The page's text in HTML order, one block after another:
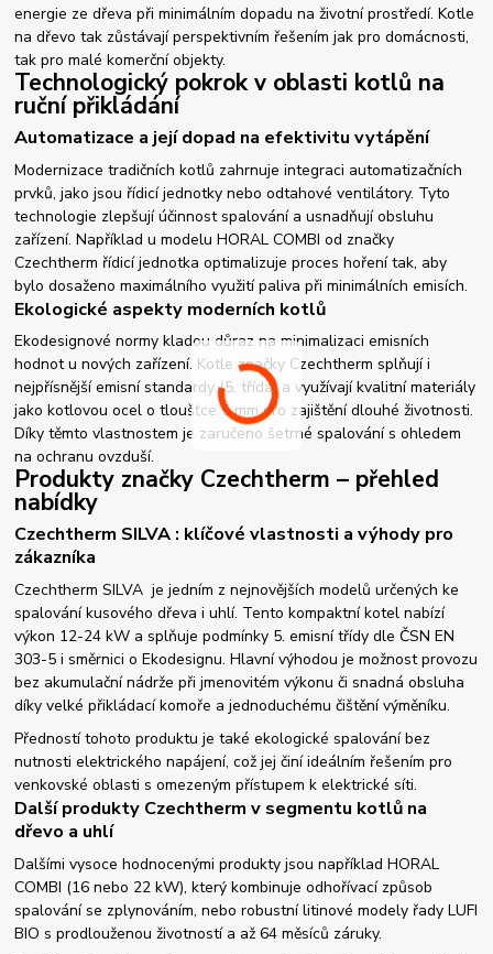
energie ze dřeva při minimálním dopadu na životní prostředí. Kotle
na dřevo tak zůstávají perspektivním řešením jak pro domácnosti,
tak pro malé komerční objekty.
Technologický pokrok v oblasti kotlů na
ruční přikládání
Automatizace a její dopad na efektivitu vytápění
Modernizace tradičních kotlů zahrnuje integraci automatizačních
prvků, jako jsou řídicí jednotky nebo odtahové ventilátory. Tyto
technologie zlepšují účinnost spalování a usnadňují obsluhu
zařízení. Například u modelu HORAL COMBI od značky
Czechtherm řídicí jednotka optimalizuje proces hoření tak, aby
bylo dosaženo maximálního využití paliva při minimálních emisích.
Ekologické aspekty moderních kotlů
Ekodesignové normy kladou důraz na minimalizaci emisních
hodnot u nových zařízení. Kotle značky Czechtherm splňují i
nejpřísnější emisní standardy (5. třída) a využívají kvalitní materiály
jako kotlovou ocel o tloušťce 5 mm pro zajištění dlouhé životnosti.
Díky těmto vlastnostem je zaručeno šetrné spalování s ohledem
na ochranu ovzduší.
Produkty značky Czechtherm – přehled
nabídky
Czechtherm SILVA : klíčové vlastnosti a výhody pro
zákazníka
Czechtherm SILVA je jedním z nejnovějších modelů určených ke
spalování kusového dřeva i uhlí. Tento kompaktní kotel nabízí
výkon 12-24 kW a splňuje podmínky 5. emisní třídy dle ČSN EN
303-5 i směrnici o Ekodesignu. Hlavní výhodou je možnost provozu
bez akumulační nádrže při jmenovitém výkonu či snadná obsluha
díky velké přikládací komoře a jednoduchému čištění výměníku.
Předností tohoto produktu je také ekologické spalování bez
nutnosti elektrického napájení, což jej činí ideálním řešením pro
venkovské oblasti s omezeným přístupem k elektrické síti.
Další produkty Czechtherm v segmentu kotlů na
dřevo a uhlí
Dalšími vysoce hodnocenými produkty jsou například HORAL
COMBI (16 nebo 22 kW), který kombinuje odhořívací způsob
spalování se zplynováním, nebo robustní litinové modely řady LUFI
BIO s prodlouženou životností a až 64 měsíců záruky.